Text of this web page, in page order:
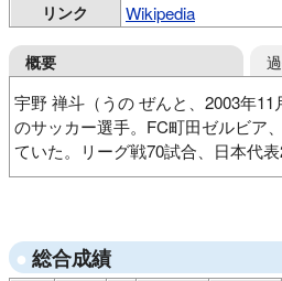
リンク Wikipedia
概要
宇野 禅斗（うの ぜんと、2003年
のサッカー選手。FC町田ゼルビア
ていた。リーグ戦70試合、日本代表
清水エスパルス
総合成績